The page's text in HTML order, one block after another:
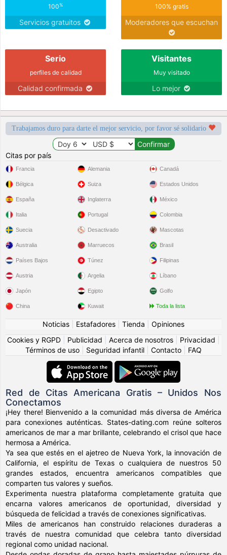
100%
Servicios gratuitos
100% gratis
Moderadores que escuchan
Serio
perfiles de calidad
Calidad confirmada
Visitantes
Muy visitado
Lo mejor
Trabajamos duro para darte el mejor servicio, por favor sé solidario
Citas por país
Francia
Bélgica
España
Italia
Suecia
Alemania
Suiza
Inglaterra
Portugal
Desactivado
Canadá
Estados Unidos
México
Colombia
Mascotas
Australia
Países Bajos
Austria
Japón
China
Marruecos
Túnez
Argelia
Egipto
Kuwait
Brasil
Filipinas
Líbano
Golfo
Toda la lista
Noticias Estafadores Tienda
Opiniones
Cookies y RGPD
Publicidad Acerca de nosotros Privacidad
Términos de uso
Seguridad infantil Contacto FAQ
Red de Citas Americana Gratis – Unidos Nos
Conectamos
¡Hey there! Bienvenido a la comunidad más diversa de América
para conexiones auténticas. States-dating.com reúne solteros
americanos de mar a mar brillante, celebrando el crisol que hace
hermosa a América.
Ya sea que estés en el ajetreo de Nueva York, la innovación de
California, el espíritu de Texas o cualquiera de nuestros 50
grandes estados, encuentra americanos compatibles que
comparten tus valores y sueños.
Experimenta nuestra plataforma completamente gratuita que
encarna valores americanos de oportunidad, diversidad y
búsqueda de felicidad a través de conexiones significativas.
Miles de americanos han construido relaciones duraderas a
través de nuestra comunidad que celebra tanto diversidad
regional como unidad nacional.